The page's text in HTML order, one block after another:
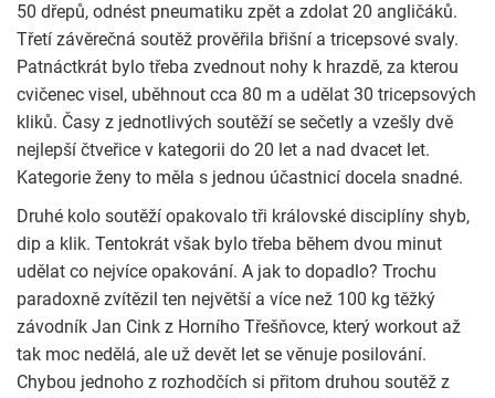
50 dřepů, odnést pneumatiku zpět a zdolat 20 angličáků.
Třetí závěrečná soutěž prověřila břišní a tricepsové svaly.
Patnáctkrát bylo třeba zvednout nohy k hrazdě, za kterou
cvičenec visel, uběhnout cca 80 m a udělat 30 tricepsových
kliků. Časy z jednotlivých soutěží se sečetly a vzešly dvě
nejlepší čtveřice v kategorii do 20 let a nad dvacet let.
Kategorie ženy to měla s jednou účastnicí docela snadné.
Druhé kolo soutěží opakovalo tři královské disciplíny shyb,
dip a klik. Tentokrát však bylo třeba během dvou minut
udělat co nejvíce opakování. A jak to dopadlo? Trochu
paradoxně zvítězil ten největší a více než 100 kg těžký
závodník Jan Cink z Horního Třešňovce, který workout až
tak moc nedělá, ale už devět let se věnuje posilování.
Chybou jednoho z rozhodčích si přitom druhou soutěž z